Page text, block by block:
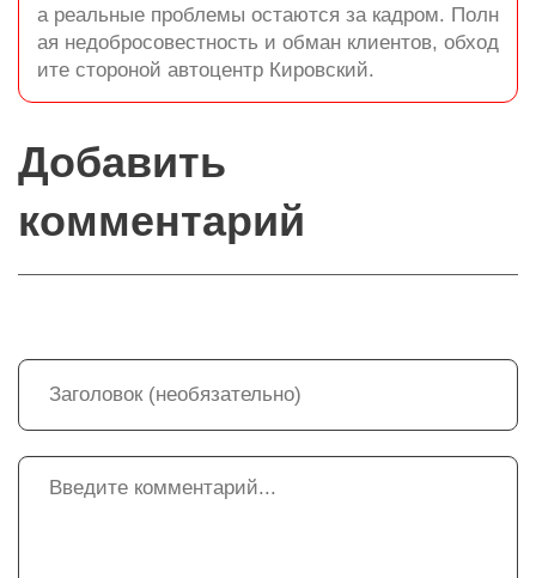
а реальные проблемы остаются за кадром. Полн
ая недобросовестность и обман клиентов, обход
ите стороной автоцентр Кировский.
Добавить
комментарий